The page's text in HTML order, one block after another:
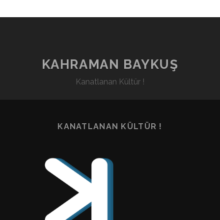
KAHRAMAN BAYKUŞ
Kanatlanan Kültür !
KANATLANAN KÜLTÜR !